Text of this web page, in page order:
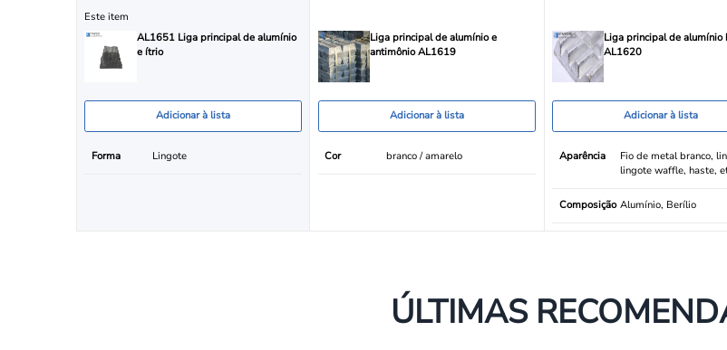
Este item
AL1651 Liga principal de alumínio
e ítrio
Adicionar à lista
Forma Lingote
Liga principal de alumínio e
antimônio AL1619
Adicionar à lista
Cor branco / amarelo
Liga principal de alumínio
AL1620
Adicionar à lista
Aparência
Fio de metal branco,
lingote waffle, haste,
Composição Alumínio, Berílio
ÚLTIMAS